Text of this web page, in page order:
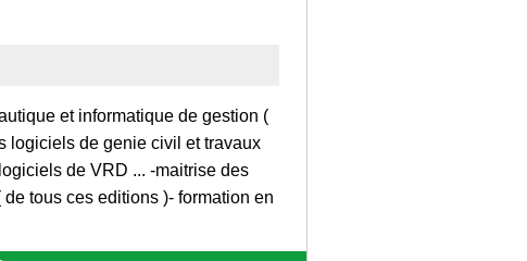
et informatique de gestion (
logiciels de genie civil et travaux
de VRD ... -maitrise des
tous ces editions )- formation en